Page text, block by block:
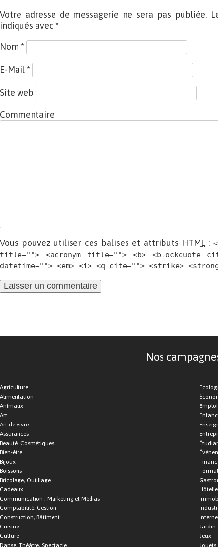
Votre adresse de messagerie ne sera pas publiée.
indiqués avec *
Nom *
E-Mail *
Site web
Commentaire
Vous pouvez utiliser ces balises et attributs HTML:
title=""> <acronym title=""> <b> <blockquote
datetime=""> <em> <i> <q cite=""> <strike>
Nos
Agriculture
Alimentation
Animaux
Art
Art de vivre
Assurances
Beauté, Cosmétiques
Bien-être
Bijoux
Boissons
Bricolage, Outillage
Cadeaux
Communication , Marketing et Médias
Comptabilité, Gestion
Construction, Bâtiment
Cuisine
Culture
Danse, Théâtre, Spectacle
Emploi
Jardin
Jeux
Jouets